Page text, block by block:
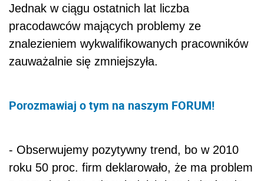
Jednak w ciągu ostatnich lat liczba
pracodawców mających problemy ze
znalezieniem wykwalifikowanych pracowników
zauważalnie się zmniejszyła.
Porozmawiaj o tym na naszym FORUM!
- Obserwujemy pozytywny trend, bo w 2010
roku 50 proc. firm deklarowało, że ma problem